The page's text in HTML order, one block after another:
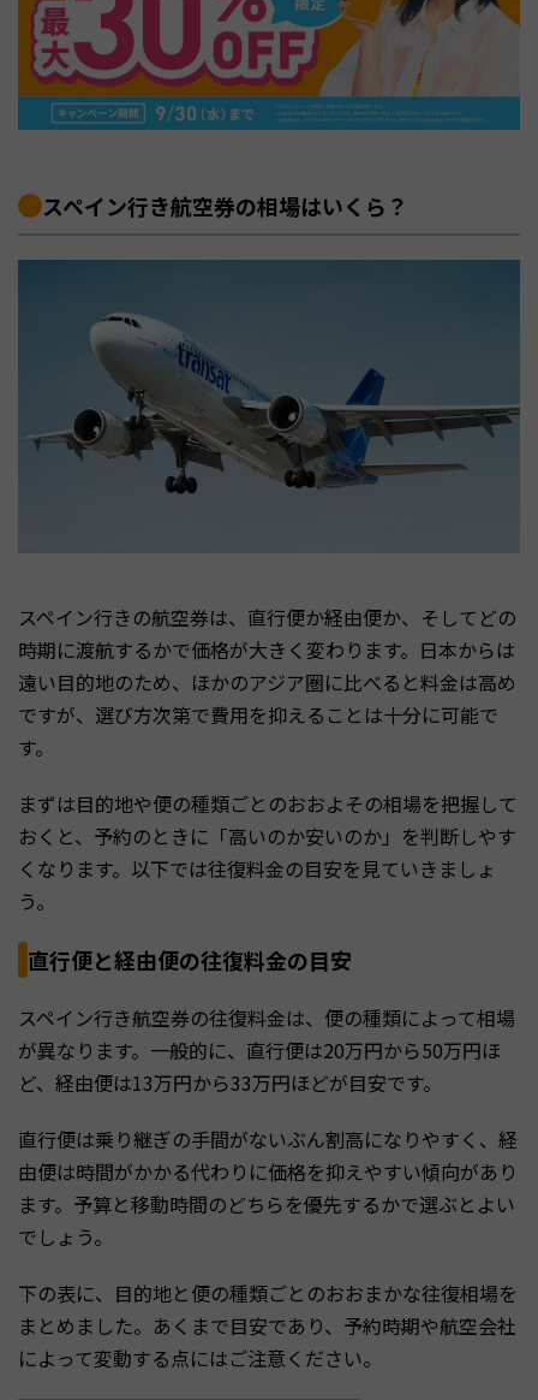
スペイン行き航空券の相場はいくら？
スペイン行きの航空券は、直行便か経由便か、そしてどの
時期に渡航するかで価格が大きく変わります。日本からは
遠い目的地のため、ほかのアジア圏に比べると料金は高め
ですが、選び方次第で費用を抑えることは十分に可能で
す。
まずは目的地や便の種類ごとのおおよその相場を把握して
おくと、予約のときに「高いのか安いのか」を判断しやす
くなります。以下では往復料金の目安を見ていきましょ
う。
直行便と経由便の往復料金の目安
スペイン行き航空券の往復料金は、便の種類によって相場
が異なります。一般的に、直行便は20万円から50万円ほ
ど、経由便は13万円から33万円ほどが目安です。
直行便は乗り継ぎの手間がないぶん割高になりやすく、経
由便は時間がかかる代わりに価格を抑えやすい傾向があり
ます。予算と移動時間のどちらを優先するかで選ぶとよい
でしょう。
下の表に、目的地と便の種類ごとのおおまかな往復相場を
まとめました。あくまで目安であり、予約時期や航空会社
によって変動する点にはご注意ください。